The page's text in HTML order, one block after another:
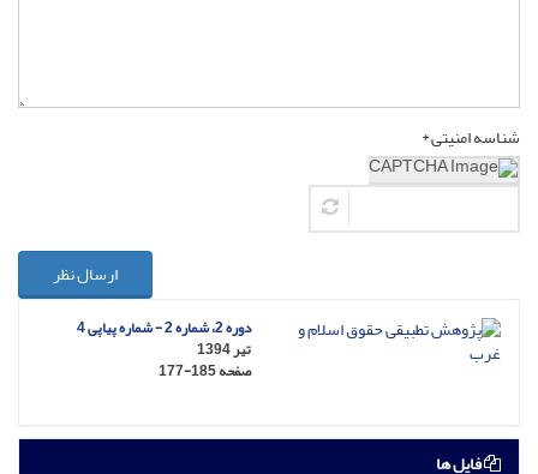
شناسه امنیتی *
ارسال نظر
دوره 2، شماره 2 - شماره پیاپی 4
تیر 1394
صفحه177-185
فایل ها